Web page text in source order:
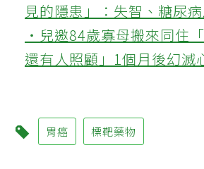
見的隱患」：失智、糖尿
‧兒邀84歲寡母搬來同住
還有人照顧」1個月後幻滅
胃癌 標靶藥物